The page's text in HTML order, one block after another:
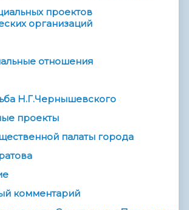
проектов
организаций
отношения
Н.Г.Чернышевского
проекты
палаты города
комментарий